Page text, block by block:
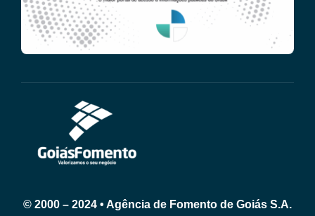
© 2000 – 2024 • Agência de Fomento de Goiás S.A.